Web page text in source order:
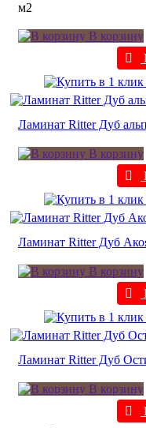
м2
В корзину
Ламинат Ritter Дуб
В корзину
Ламинат Ritter Дуб
В корзину
Ламинат Ritter Дуб
В корзину